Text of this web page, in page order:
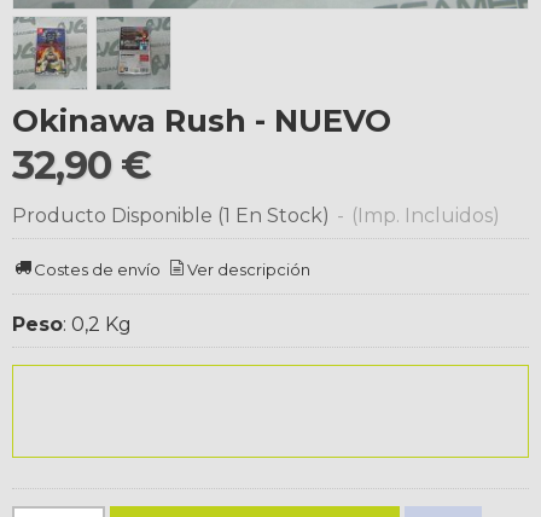
Okinawa Rush - NUEVO
32,90 €
Producto Disponible (1 En Stock) - (Imp. Incluidos)
Costes de envío Ver descripción
Peso: 0,2 Kg